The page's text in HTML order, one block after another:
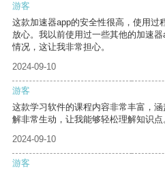
游客
这款加速器app的安全性很高，使用过
放心。我以前使用过一些其他的加速
情况，这让我非常担心。
2024-09-10
游客
这款学习软件的课程内容非常丰富，
解非常生动，让我能够轻松理解知识点
2024-09-10
游客